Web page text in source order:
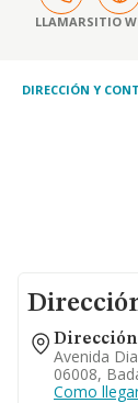
LLAMARSITIO
DIRECCIÓN Y
Dirección
Avenida
06008,
Como